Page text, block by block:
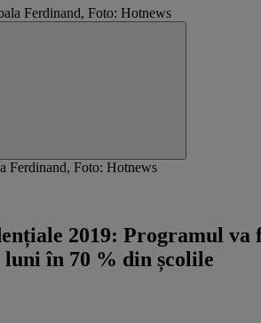
Ferdinand, Foto: Hotnews
2019: Programul va
în 70 % din școlile